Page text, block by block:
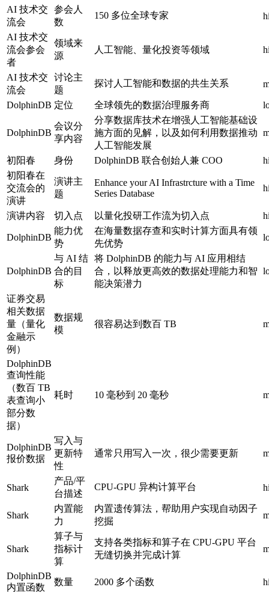
AI 技术交
流会
参会人
数
150 多位全球专家
AI 技术交
流会参会
者
领域来
源
人工智能、量化投资等领域
AI 技术交
流会
讨论主
题
探讨人工智能和数据的共生关系
DolphinDB 定位 全球领先的数据治理服务商
DolphinDB
会议分
享内容
分享数据库技术在增强人工智能基础设
施方面的见解，以及如何利用数据推动
人工智能发展
初阳春 身份 DolphinDB 联合创始人兼 COO
初阳春在
交流会的
演讲
演讲主
题
Enhance your AI Infrastrcture with a Time
Series Database
演讲内容 切入点 以量化投研工作流为切入点
DolphinDB
能力优
势
在海量数据存查和实时计算方面具有领
先优势
DolphinDB
与 AI 结
合的目
标
将 DolphinDB 的能力与 AI 应用相结
合，以释放更高效的数据处理能力和智
能决策潜力
证券交易
相关数据
量（量化
金融示
例）
数据规
模
很容易达到数百 TB
DolphinDB
查询性能
（数百 TB
表查询小
部分数
据）
耗时 10 毫秒到 20 毫秒
DolphinDB
报价数据
写入与
更新特
性
通常只用写入一次，很少需要更新
Shark
产品/平
台描述
CPU-GPU 异构计算平台
Shark
内置能
力
内置遗传算法，帮助用户实现自动因子
挖掘
Shark
算子与
指标计
算
支持各类指标和算子在 CPU-GPU 平台
无缝切换并完成计算
DolphinDB
内置函数
数量 2000 多个函数